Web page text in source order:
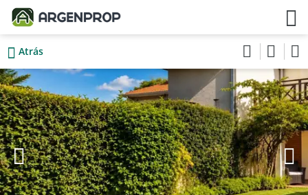
Atrás